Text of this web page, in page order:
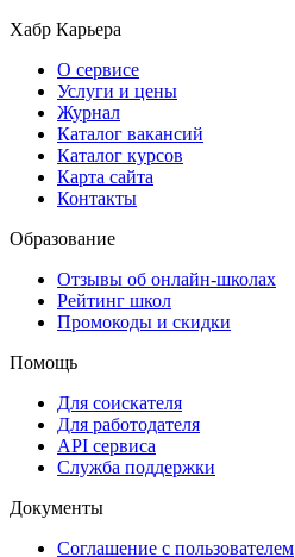
Хабр Карьера
О сервисе
Услуги и цены
Журнал
Каталог вакансий
Каталог курсов
Карта сайта
Контакты
Образование
Отзывы об онлайн-школах
Рейтинг школ
Промокоды и скидки
Помощь
Для соискателя
Для работодателя
API сервиса
Служба поддержки
Документы
Соглашение с пользователем